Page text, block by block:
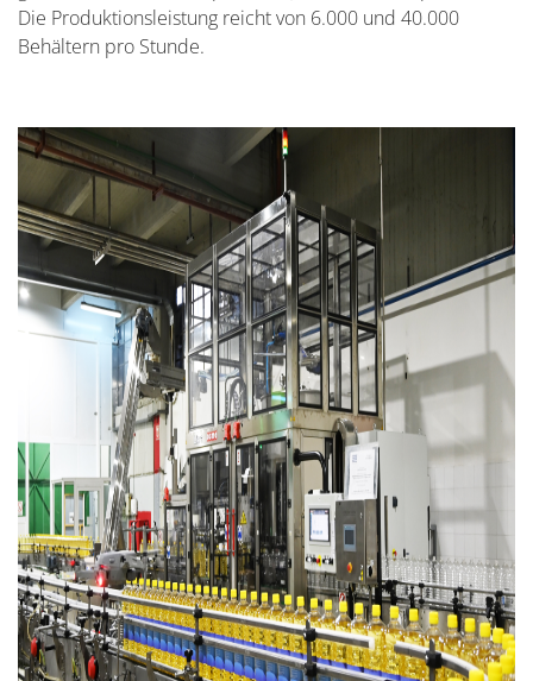
Die Produktionsleistung reicht von 6.000 und 40.000
Behältern pro Stunde.